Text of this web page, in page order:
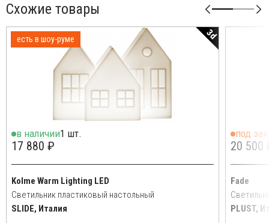
Схожие товары
есть в шоу-руме 3d
в наличии1 шт.
17 880 ₽
Kolme Warm Lighting LED
Светильник пластиковый настольный
SLIDE, Италия
под
20 500
Fade
PLUST,